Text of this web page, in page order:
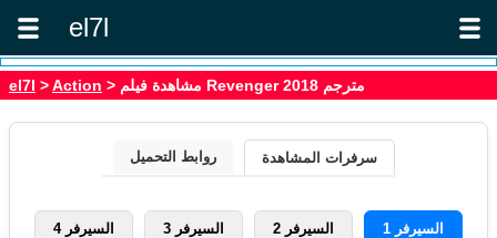
el7l
el7l >Action > مشاهدة فيلم Revenger 2018 مترجم
سرفرات المشاهدة روابط التحميل
السيرفر 1 السيرفر 2 السيرفر 3 السيرفر 4